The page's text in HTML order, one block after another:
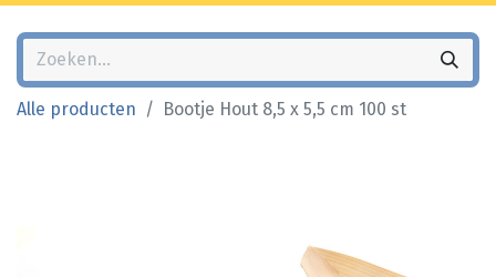
Alle producten Bootje Hout 8,5 x 5,5 cm 100 st